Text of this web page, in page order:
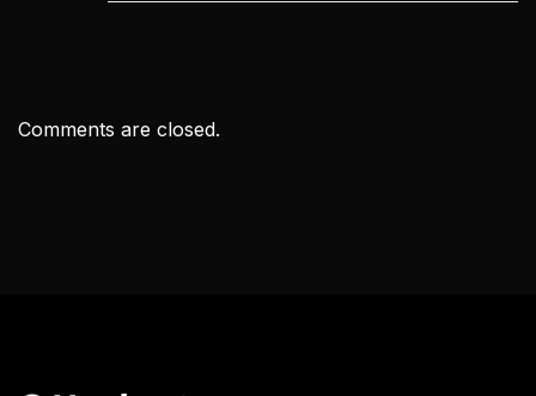
Comments are closed.